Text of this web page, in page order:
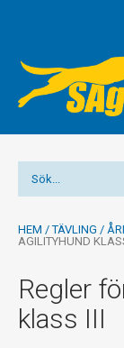
HEM /TÄVLING /
AGILITYHUND
Regler
klass III